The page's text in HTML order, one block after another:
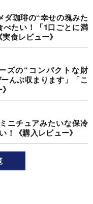
ダ珈琲の“幸せの塊みた
たい！「1口ごとに満
食レビュー》
ズの“コンパクトな財
んぶ収まります」「こ
ニチュアみたいな保冷
！《購入レビュー》